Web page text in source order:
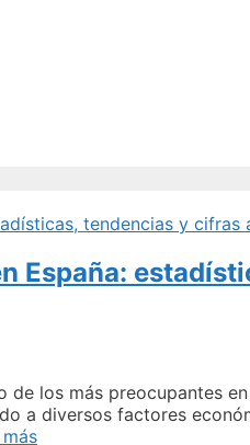
España:
de los más preocupantes
a diversos factores
Análisis